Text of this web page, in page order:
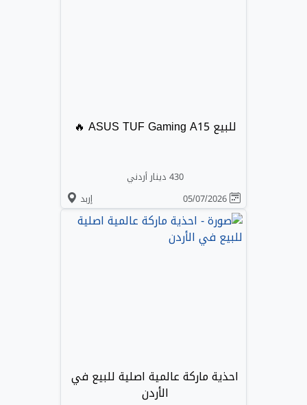
للبيع ASUS TUF Gaming A15 🔥
430 دينار أردني
إربد
احذية ماركة عالمية اصلية للبيع في
الأردن